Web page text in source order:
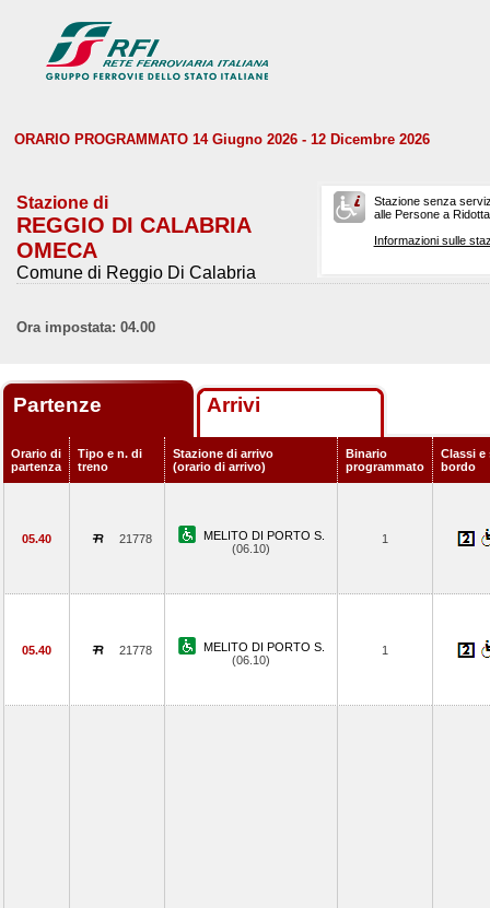
ORARIO PROGRAMMATO 14 Giugno 2026 - 12 Dicembre 2026
Stazione di
REGGIO DI CALABRIA
OMECA
Comune di Reggio Di Calabria
Stazione senza
alle Persone a
Informazioni sulle
Ora impostata: 04.00
Partenze Arrivi
Orario di
partenza
Tipo e n. di
treno
Stazione di arrivo
(orario di arrivo)
Binario
programmato
Classi e
bordo
05.40 21778
MELITO DI PORTO S.
(06.10)
1
05.40 21778
MELITO DI PORTO S.
(06.10)
1